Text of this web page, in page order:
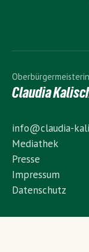
Claudia
info@claudia-
Mediathek
Presse
Impressum
Datenschutz